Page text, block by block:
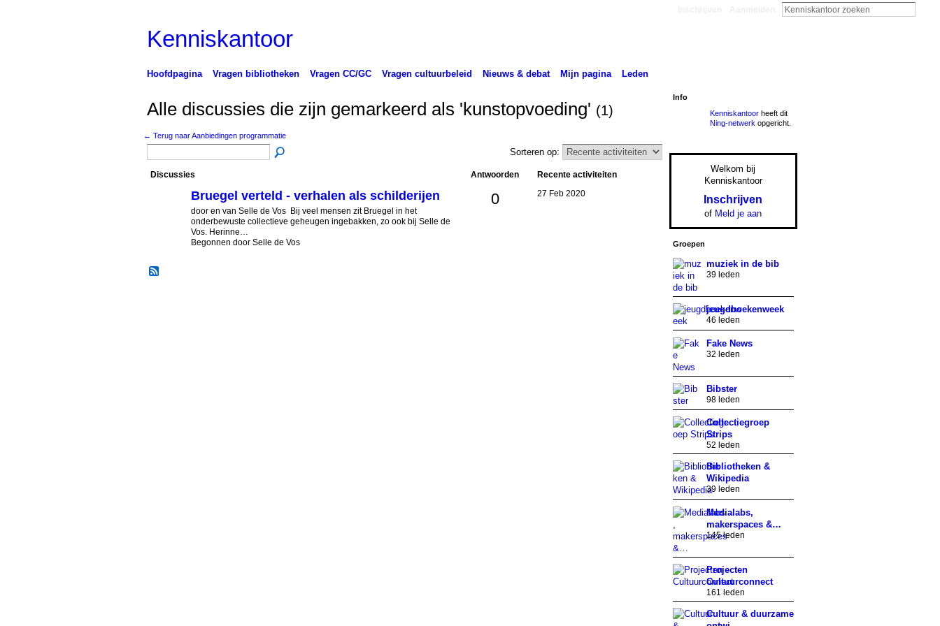
Kenniskantoor
Hoofdpagina Vragen bibliotheken Vragen CC/GC Vragen cultuurbeleid Nieuws & debat Mijn pagina Leden
Alle discussies die zijn gemarkeerd als 'kunstopvoeding' (1)
← Terug naar Aanbiedingen programmatie
Sorteren op:
Discussies Antwoorden Recente activiteiten
Bruegel verteld - verhalen als schilderijen
door en van Selle de Vos Bij veel mensen zit Bruegel in het
onderbewuste collectieve geheugen ingebakken, zo ook bij Selle de
Vos. Herinne…
Begonnen door Selle de Vos
0 27 Feb 2020
Info
Kenniskantoorheeft dit
Ning-netwerk opgericht.
Welkom bij
Kenniskantoor
Inschrijven
of Meld je aan
Groepen
muziek in de bib
39 leden
jeugdboekenweek
46 leden
Fake News
32 leden
Bibster
98 leden
Collectiegroep
Strips
52 leden
Bibliotheken &
Wikipedia
39 leden
Medialabs,
makerspaces &…
145 leden
Projecten
Cultuurconnect
161 leden
Cultuur & duurzame